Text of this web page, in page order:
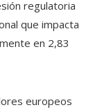
regulatoria
que impacta
en 2,83
europeos